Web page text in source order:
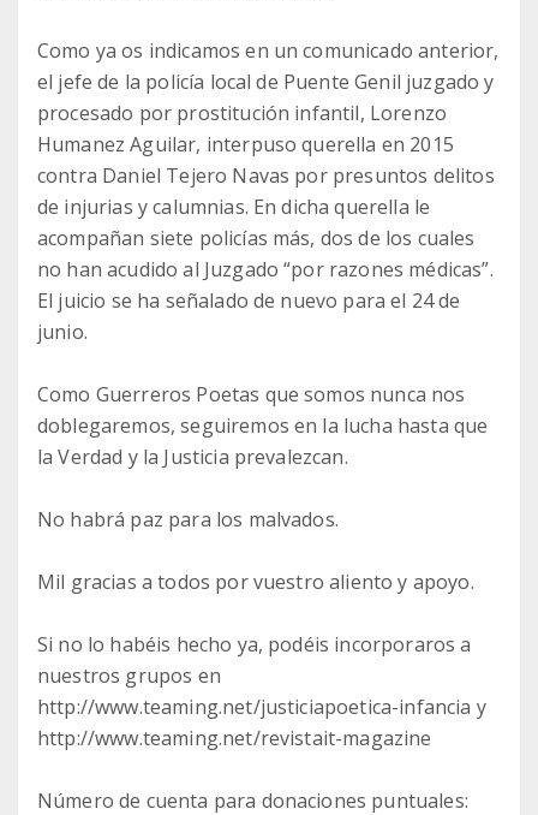
Como ya os indicamos en un comunicado anterior,
el jefe de la policía local de Puente Genil juzgado y
procesado por prostitución infantil, Lorenzo
Humanez Aguilar, interpuso querella en 2015
contra Daniel Tejero Navas por presuntos delitos
de injurias y calumnias. En dicha querella le
acompañan siete policías más, dos de los cuales
no han acudido al Juzgado “por razones médicas”.
El juicio se ha señalado de nuevo para el 24 de
junio.
Como Guerreros Poetas que somos nunca nos
doblegaremos, seguiremos en la lucha hasta que
la Verdad y la Justicia prevalezcan.
No habrá paz para los malvados.
Mil gracias a todos por vuestro aliento y apoyo.
Si no lo habéis hecho ya, podéis incorporaros a
nuestros grupos en
http://www.teaming.net/justiciapoetica-infancia y
http://www.teaming.net/revistait-magazine
Número de cuenta para donaciones puntuales: